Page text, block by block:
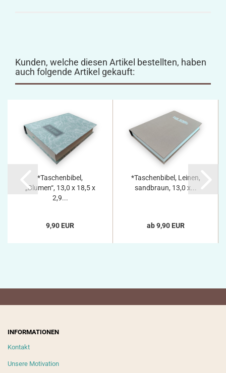
Kunden, welche diesen Artikel bestellten, haben
auch folgende Artikel gekauft:
*Taschenbibel,
„Blumen“, 13,0 x 18,5 x
2,9...
9,90 EUR
*Taschenbibel, Leinen,
sandbraun, 13,0 x...
ab 9,90 EUR
INFORMATIONEN
Kontakt
Unsere Motivation